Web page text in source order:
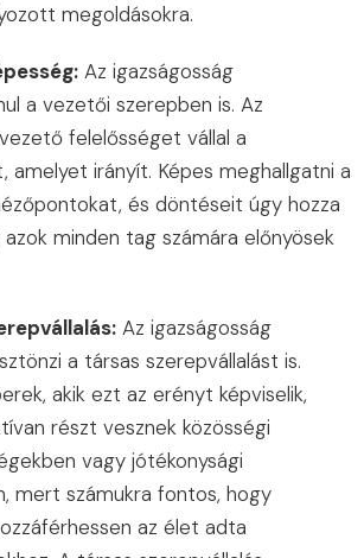
megoldásokra.
Az igazságosság
a vezetői szerepben is. Az
felelősséget vállal a
amelyet irányít. Képes meghallgatni a
és döntéseit úgy hozza
minden tag számára előnyösek
Az igazságosság
a társas szerepvállalást is.
akik ezt az erényt képviselik,
részt vesznek közösségi
vagy jótékonysági
mert számukra fontos, hogy
az élet adta